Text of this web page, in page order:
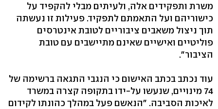
משרת ותפקידים אלה, ולעיתים מבלי להקפיד על
כישוריהם ועל התאמתם לתפקיד. פעילות זו נעשתה
תוך ניצול משאבים ציבוריים לטובת אינטרסים
פוליטיים ואישיים שאינם מתיישבים עם טובת
הציבור".
עוד נכתב בכתב האישום כי הנגבי התגאה ברשימה של
74 מינויים, שנעשו על-ידו בתקופה קצרה במשרד
לאיכות הסביבה. "הנאשם פעל במהלך כהונתו לקידום